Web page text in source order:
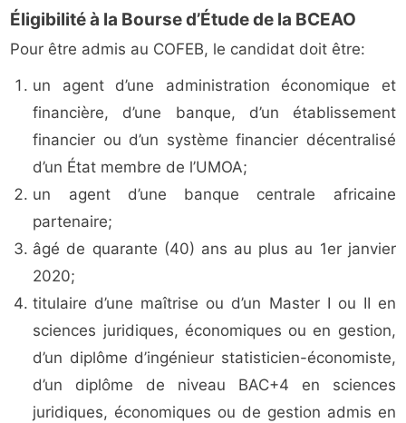
Éligibilité à la Bourse d’Étude de la BCEAO
Pour être admis au COFEB, le candidat doit être:
un agent d’une administration économique et
financière, d’une banque, d’un établissement
financier ou d’un système financier décentralisé
d’un État membre de l’UMOA;
un agent d’une banque centrale africaine
partenaire;
âgé de quarante (40) ans au plus au 1er janvier
2020;
titulaire d’une maîtrise ou d’un Master I ou II en
sciences juridiques, économiques ou en gestion,
d’un diplôme d’ingénieur statisticien-économiste,
d’un diplôme de niveau BAC+4 en sciences
juridiques, économiques ou de gestion admis en